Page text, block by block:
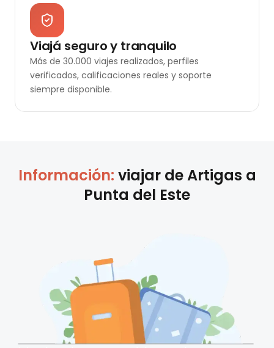
Viajá seguro y tranquilo
Más de 30.000 viajes realizados, perfiles
verificados, calificaciones reales y soporte
siempre disponible.
Información: viajar deArtigas a
Punta del Este